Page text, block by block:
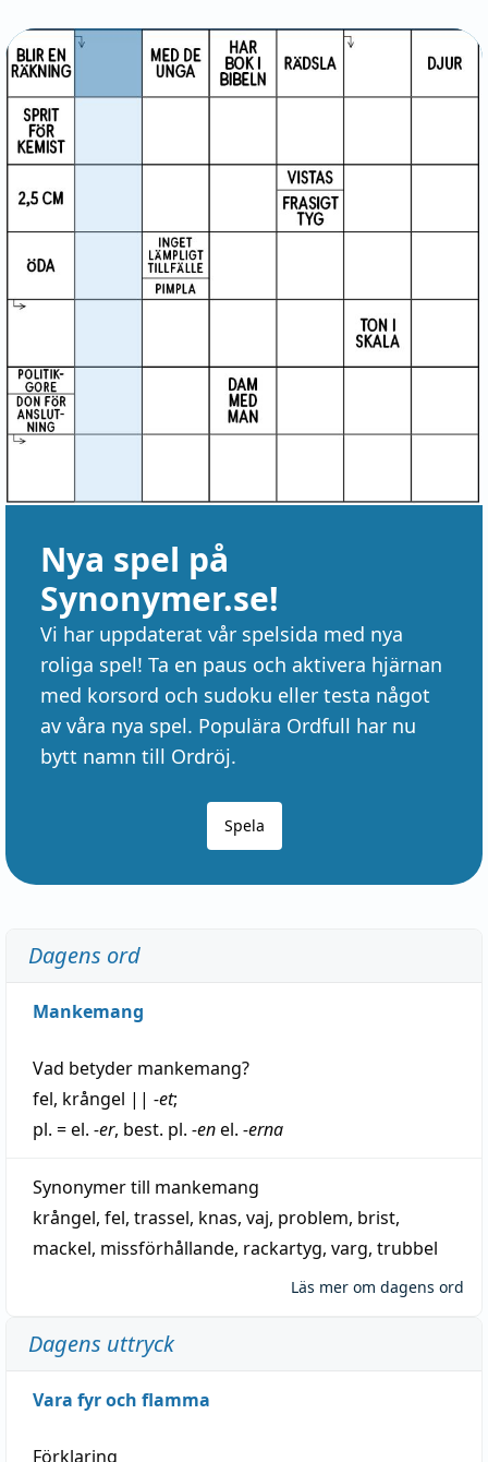
Nya spel på
Synonymer.se!
Vi har uppdaterat vår spelsida med nya
roliga spel! Ta en paus och aktivera hjärnan
med korsord och sudoku eller testa något
av våra nya spel. Populära Ordfull har nu
bytt namn till Ordröj.
Spela
Dagens ord
Mankemang
Vad betyder mankemang?
fel, krångel || -et;
pl. = el. -er, best. pl. -enel. -erna
Synonymer till mankemang
krångel, fel, trassel, knas, vaj, problem, brist,
mackel, missförhållande, rackartyg, varg, trubbel
Läs mer om dagens ord
Dagens uttryck
Vara fyr och flamma
Förklaring